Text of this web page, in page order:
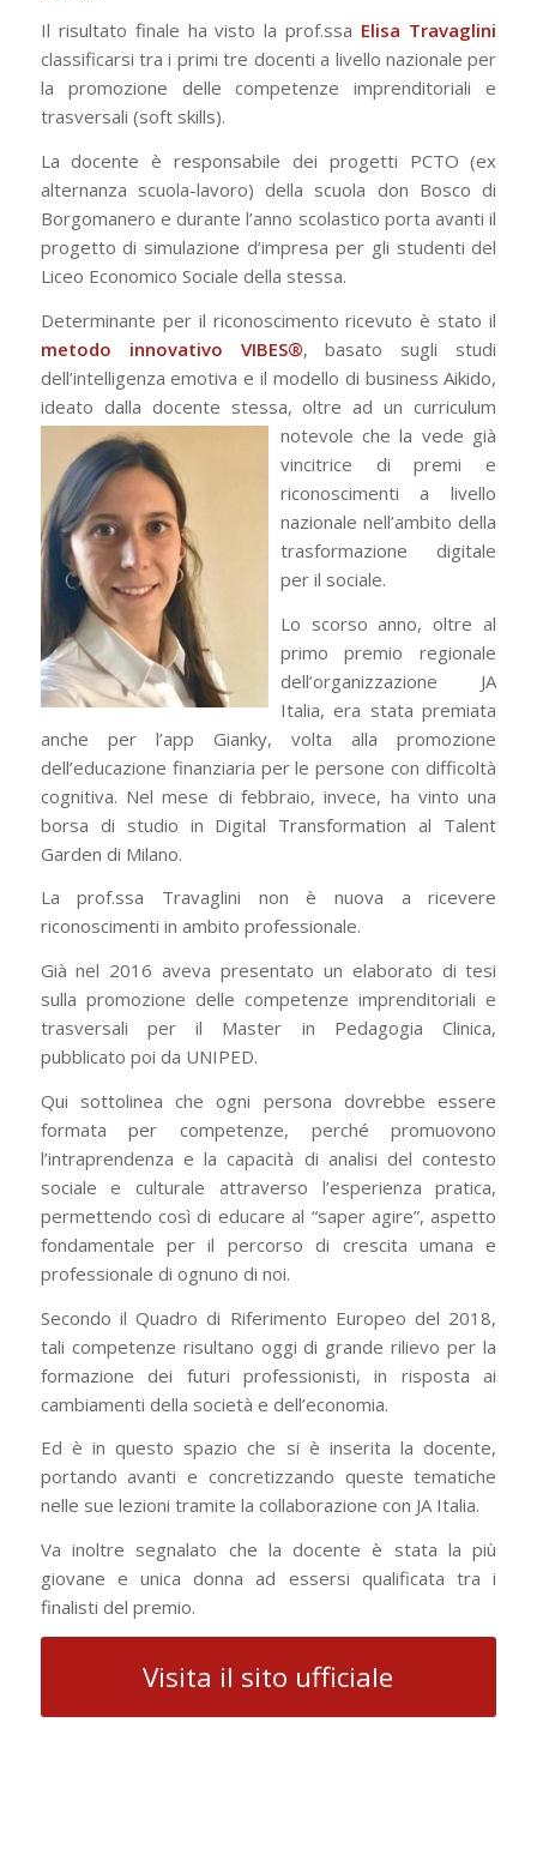
Il risultato finale ha visto la prof.ssa Elisa Travaglini
classificarsi tra i primi tre docenti a livello nazionale per
la promozione delle competenze imprenditoriali e
trasversali (soft skills).
La docente è responsabile dei progetti PCTO (ex
alternanza scuola-lavoro) della scuola don Bosco di
Borgomanero e durante l’anno scolastico porta avanti il
progetto di simulazione d’impresa per gli studenti del
Liceo Economico Sociale della stessa.
Determinante per il riconoscimento ricevuto è stato il
metodo innovativo VIBES®, basato sugli studi
dell’intelligenza emotiva e il modello di business Aikido,
ideato dalla docente stessa,oltre ad un curriculum
notevole che la vede già
vincitrice di premi e
riconoscimenti a livello
nazionale nell’ambito della
trasformazione digitale
per il sociale.
Lo scorso anno, oltre al
primo premio regionale
dell’organizzazione JA
Italia, era stata premiata
anche per l’app Gianky, volta alla promozione
dell’educazione finanziaria per le persone con difficoltà
cognitiva. Nel mese di febbraio, invece, ha vinto una
borsa di studio in Digital Transformation al Talent
Garden di Milano.
La prof.ssa Travaglini non è nuova a ricevere
riconoscimenti in ambito professionale.
Già nel 2016 aveva presentato un elaborato di tesi
sulla promozione delle competenze imprenditoriali e
trasversali per il Master in Pedagogia Clinica,
pubblicato poi da UNIPED.
Qui sottolinea che ogni persona dovrebbe essere
formata per competenze, perché promuovono
l’intraprendenza e la capacità di analisi del contesto
sociale e culturale attraverso l’esperienza pratica,
permettendo così di educare al “saper agire”, aspetto
fondamentale per il percorso di crescita umana e
professionale di ognuno di noi.
Secondo il Quadro di Riferimento Europeo del 2018,
tali competenze risultano oggi di grande rilievo per la
formazione dei futuri professionisti, in risposta ai
cambiamenti della società e dell’economia.
Ed è in questo spazio che si è inserita la docente,
portando avanti e concretizzando queste tematiche
nelle sue lezioni tramite la collaborazione con JA Italia.
Va inoltre segnalato che la docente è stata la più
giovane e unica donna ad essersi qualificata tra i
finalisti del premio.
Visita il sito ufficiale